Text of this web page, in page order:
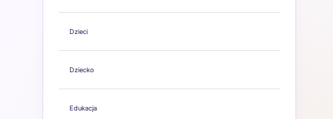
Dzieci
Dziecko
Edukacja